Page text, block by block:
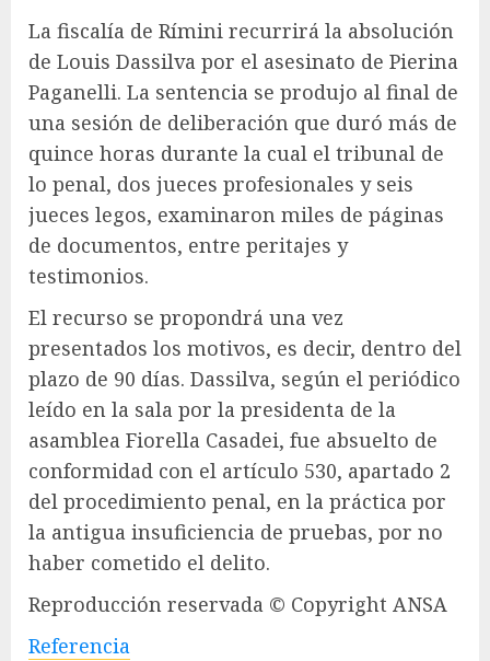
La fiscalía de Rímini recurrirá la absolución
de Louis Dassilva por el asesinato de Pierina
Paganelli. La sentencia se produjo al final de
una sesión de deliberación que duró más de
quince horas durante la cual el tribunal de
lo penal, dos jueces profesionales y seis
jueces legos, examinaron miles de páginas
de documentos, entre peritajes y
testimonios.
El recurso se propondrá una vez
presentados los motivos, es decir, dentro del
plazo de 90 días. Dassilva, según el periódico
leído en la sala por la presidenta de la
asamblea Fiorella Casadei, fue absuelto de
conformidad con el artículo 530, apartado 2
del procedimiento penal, en la práctica por
la antigua insuficiencia de pruebas, por no
haber cometido el delito.
Reproducción reservada © Copyright ANSA
Referencia